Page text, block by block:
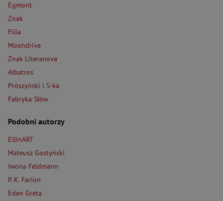
Egmont
Znak
Filia
Moondrive
Znak Literanova
Albatros
Prószyński i S-ka
Fabryka Słów
Podobni autorzy
EllinART
Mateusz Gostyński
Iwona Feldmann
P. K. Farion
Eden Greta